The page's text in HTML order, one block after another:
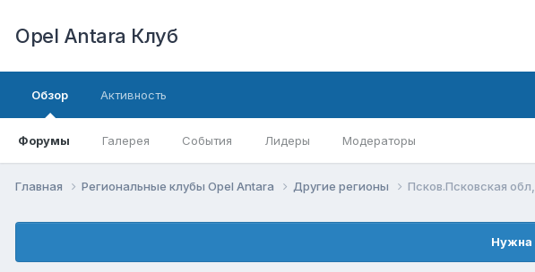
Opel Antara Клуб
Обзор
Форумы Галерея События Лидеры Модераторы
Активность
Главная Региональные клубы Opel Antara Другие регионы Псков.Псковская
Нужна